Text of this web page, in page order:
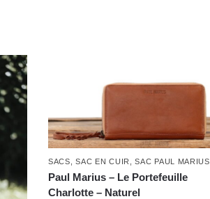
SACS ,SAC EN CUIR ,SAC PAUL MARIUS
Paul Marius – Le Portefeuille
Charlotte – Naturel